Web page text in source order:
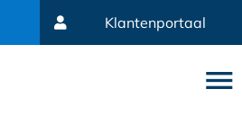
Klantenportaal